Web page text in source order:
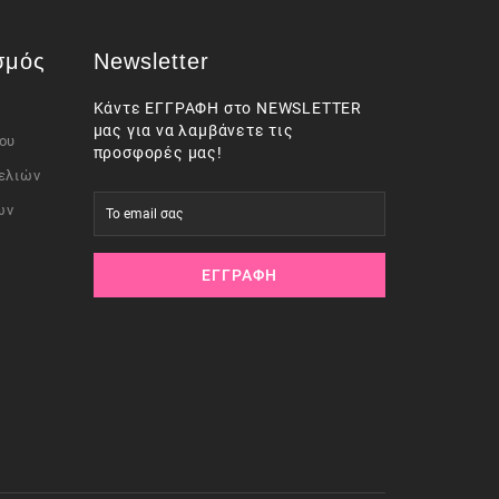
Newsletter
Κάντε ΕΓΓΡΑΦΗ στο NEWSLETTER
μας για να λαμβάνετε τις
προσφορές μας!
ΕΓΓΡΑΦΉ